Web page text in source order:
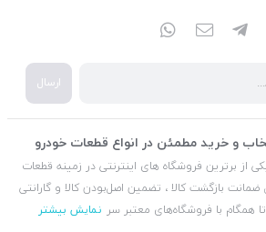
ارسال
و خرید مطمئن در انواع قطعات خودرو
از برترین فروشگاه های اینترنتی در زمینه قطعات
ضمانت بازگشت کالا ، تضمین اصل‌بودن کالا و گارانتی
با فروشگاه‌های معتبر سر نمایش بیشتر